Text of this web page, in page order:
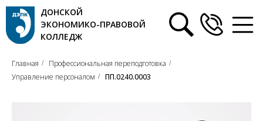
ДОНСКОЙ
ЭКОНОМИКО-ПРАВОВОЙ
КОЛЛЕДЖ
Главная / Профессиональная переподготовка /
Управление персоналом / ПП.0240.0003